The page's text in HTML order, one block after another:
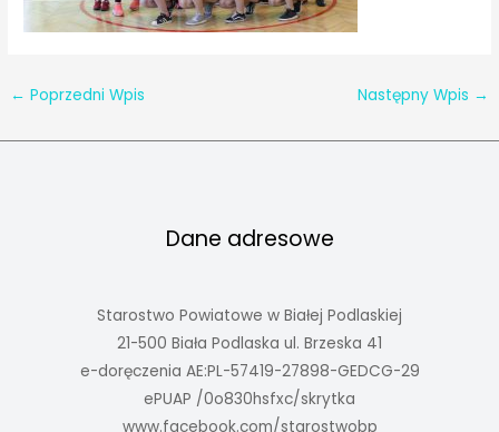
← Poprzedni Wpis Następny Wpis →
Dane adresowe
Starostwo Powiatowe w Białej Podlaskiej
21-500 Biała Podlaska ul. Brzeska 41
e-doręczenia AE:PL-57419-27898-GEDCG-29
ePUAP /0o830hsfxc/skrytka
www.facebook.com/starostwobp